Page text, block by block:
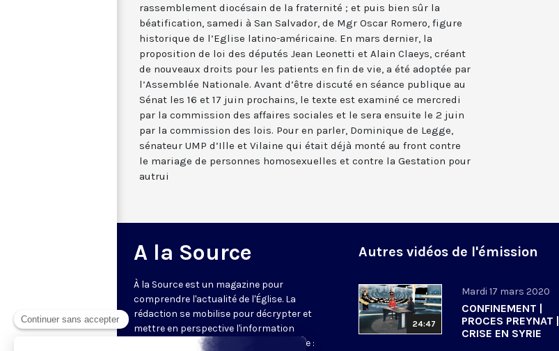
rassemblement diocésain de la fraternité ; et puis bien sûr la
béatification, samedi à San Salvador, de Mgr Oscar Romero, figure
historique de l’Eglise latino-américaine. En mars dernier, la
proposition de loi des députés Jean Leonetti et Alain Claeys, créant
de nouveaux droits pour les patients en fin de vie, a été adoptée par
l’Assemblée Nationale. Avant d’être discuté en séance publique au
Sénat les 16 et 17 juin prochains, le texte est examiné ce mercredi
par la commission des affaires sociales et le sera ensuite le 2 juin
par la commission des lois. Pour en parler, Dominique de Legge,
sénateur UMP d’Ille et Vilaine qui était déjà monté au front contre
le mariage de personnes homosexuelles et contre la Gestation pour
autrui
A la Source
À la Source est un magazine pour
comprendre l'actualité de l'Église. La
rédaction se mobilise pour décrypter et
mettre en perspective l'information
religieuse de la semaine. Au programme :
Autres vidéos de l'émission
24:47
Mardi 17 mars 2020
CONFINEMENT |
PROCES PREYNAT |
CRISE EN SYRIE